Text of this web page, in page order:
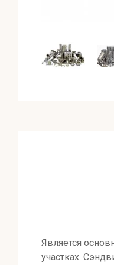
Является
участках.